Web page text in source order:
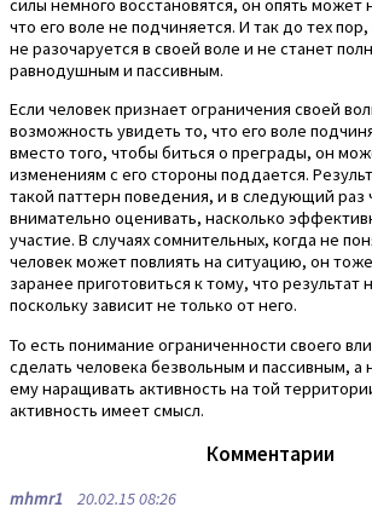
силы немного восстановятся, он опять может
что его воле не подчиняется. И так до тех
не разочаруется в своей воле и не станет
равнодушным и пассивным.
Если человек признает ограничения своей
возможность увидеть то, что его воле
вместо того, чтобы биться о преграды, он
изменениям с его стороны поддается.
такой паттерн поведения, и в следующий раз
внимательно оценивать, насколько
участие. В случаях сомнительных, когда не
человек может повлиять на ситуацию, он
заранее приготовиться к тому, что результат
поскольку зависит не только от него.
То есть понимание ограниченности своего
сделать человека безвольным и пассивным, а
ему наращивать активность на той
активность имеет смысл.
Комментарии
mhmr1 20.02.15 08:26